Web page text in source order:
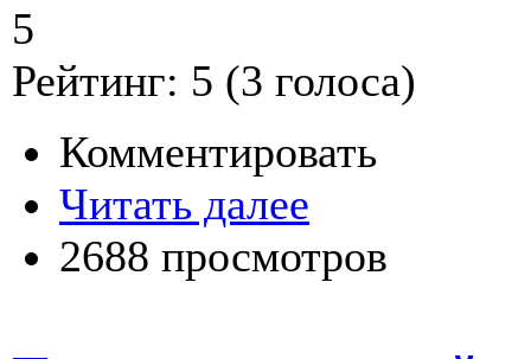
5
Рейтинг: 5 (3 голоса)
Комментировать
Читать далее
2688 просмотров